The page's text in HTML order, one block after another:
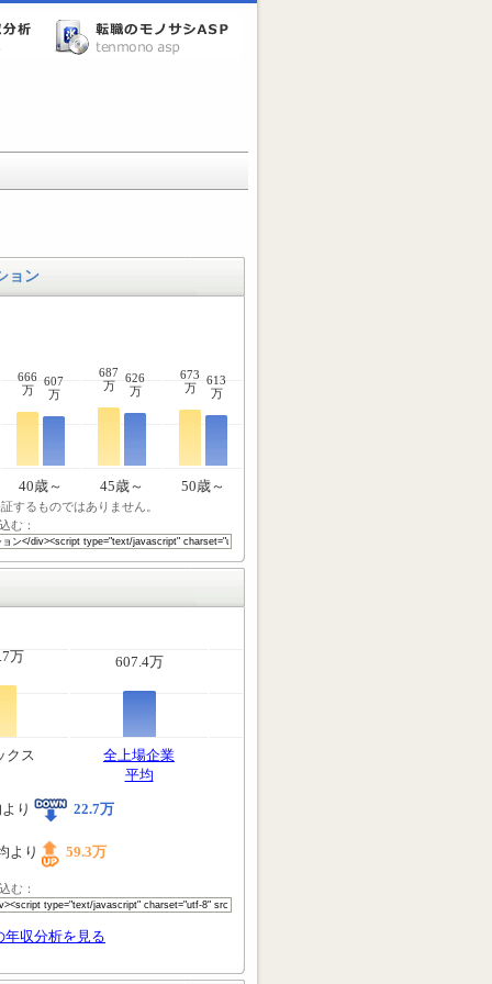
ョン
666
万
607
万
687
万
626
万
673
万
613
万
40歳～ 45歳～ 50歳～
するものではありません。
む：
万 607.4万
クス
全上場企業
平均
り 22.7万
より 59.3万
む：
年収分析を見る